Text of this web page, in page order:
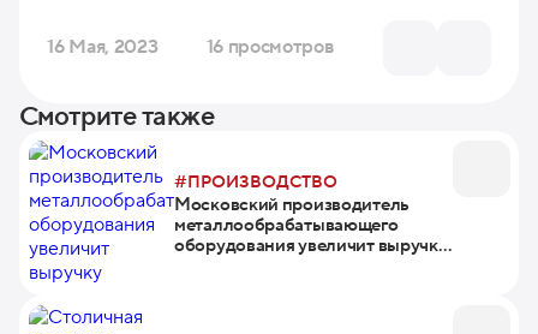
16 Мая, 2023 16 просмотров
Смотрите также
#ПРОИЗВОДСТВО
Московский производитель
металлообрабатывающего
оборудования увеличит выручку